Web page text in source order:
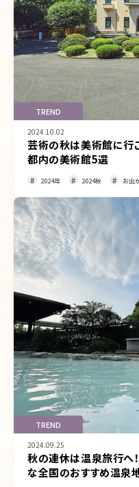
TREND
2024.10.02
芸術の秋は美術館に行
都内の美術館5選
2024年 2024秋 お出
TREND
2024.09.25
秋の連休は温泉旅行へ
な全国のおすすめ温泉